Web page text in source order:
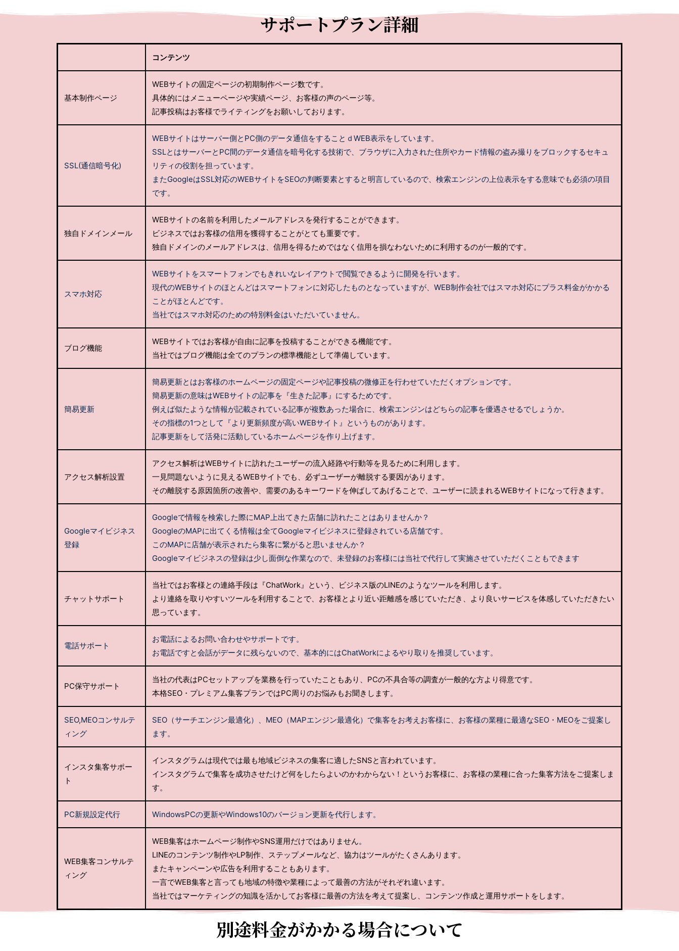
サポートプラン詳細
コンテンツ
基本制作ページ
WEBサイトの固定ページの初期制作ページ数です。
具体的にはメニューページや実績ページ、お客様の声のページ等。
記事投稿はお客様でライティングをお願いしております。
SSL(通信暗号化)
WEBサイトはサーバー側とPC側のデータ通信をすることｄWEB表示をしています。
SSLとはサーバーとPC間のデータ通信を暗号化する技術で、ブラウザに入力された住所やカード情報の盗み撮りをブロックするセキュ
リティの役割を担っています。
またGoogleはSSL対応のWEBサイトをSEOの判断要素とすると明言しているので、検索エンジンの上位表示をする意味でも必須の項目
です。
独自ドメインメール
WEBサイトの名前を利用したメールアドレスを発行することができます。
ビジネスではお客様の信用を獲得することがとても重要です。
独自ドメインのメールアドレスは、信用を得るためではなく信用を損なわないために利用するのが一般的です。
スマホ対応
WEBサイトをスマートフォンでもきれいなレイアウトで閲覧できるように開発を行います。
現代のWEBサイトのほとんどはスマートフォンに対応したものとなっていますが、WEB制作会社ではスマホ対応にプラス料金がかかる
ことがほとんどです。
当社ではスマホ対応のための特別料金はいただいていません。
ブログ機能
WEBサイトではお客様が自由に記事を投稿することができる機能です。
当社ではブログ機能は全てのプランの標準機能として準備しています。
簡易更新
簡易更新とはお客様のホームページの固定ページや記事投稿の微修正を行わせていただくオプションです。
簡易更新の意味はWEBサイトの記事を『生きた記事』にするためです。
例えば似たような情報が記載されている記事が複数あった場合に、検索エンジンはどちらの記事を優遇させるでしょうか。
その指標の1つとして『より更新頻度が高いWEBサイト』というものがあります。
記事更新をして活発に活動しているホームページを作り上げます。
アクセス解析設置
アクセス解析はWEBサイトに訪れたユーザーの流入経路や行動等を見るために利用します。
一見問題ないように見えるWEBサイトでも、必ずユーザーが離脱する要因があります。
その離脱する原因箇所の改善や、需要のあるキーワードを伸ばしてあげることで、ユーザーに読まれるWEBサイトになって行きます。
Googleマイビジネス
登録
Googleで情報を検索した際にMAP上出てきた店舗に訪れたことはありませんか？
GoogleのMAPに出てくる情報は全てGoogleマイビジネスに登録されている店舗です。
このMAPに店舗が表示されたら集客に繋がると思いませんか？
Googleマイビジネスの登録は少し面倒な作業なので、未登録のお客様には当社で代行して実施させていただくこともできます
チャットサポート
当社ではお客様との連絡手段は『ChatWork』という、ビジネス版のLINEのようなツールを利用します。
より連絡を取りやすいツールを利用することで、お客様とより近い距離感を感じていただき、より良いサービスを体感していただきたい
思っています。
電話サポート
お電話によるお問い合わせやサポートです。
お電話ですと会話がデータに残らないので、基本的にはChatWorkによるやり取りを推奨しています。
PC保守サポート
当社の代表はPCセットアップを業務を行っていたこともあり、PCの不具合等の調査が一般的な方より得意です。
本格SEO・プレミアム集客プランではPC周りのお悩みもお聞きします。
SEO,MEOコンサルテ
ィング
SEO（サーチエンジン最適化）、MEO（MAPエンジン最適化）で集客をお考えお客様に、お客様の業種に最適なSEO・MEOをご提案し
ます。
インスタ集客サポー
ト
インスタグラムは現代では最も地域ビジネスの集客に適したSNSと言われています。
インスタグラムで集客を成功させたけど何をしたらよいのかわからない！というお客様に、お客様の業種に合った集客方法をご提案しま
す。
PC新規設定代行 WindowsPCの更新やWindows10のバージョン更新を代行します。
WEB集客コンサルテ
ィング
WEB集客はホームページ制作やSNS運用だけではありません。
LINEのコンテンツ制作やLP制作、ステップメールなど、協力はツールがたくさんあります。
またキャンペーンや広告を利用することもあります。
一言でWEB集客と言っても地域の特徴や業種によって最善の方法がそれぞれ違います。
当社ではマーケティングの知識を活かしてお客様に最善の方法を考えて提案し、コンテンツ作成と運用サポートをします。
別途料金がかかる場合について